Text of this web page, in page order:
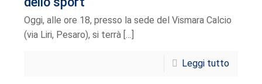
Oggi, alle ore 18, presso la sede del Vismara Calcio
(via Liri, Pesaro), si terrà[…]
Leggi tutto